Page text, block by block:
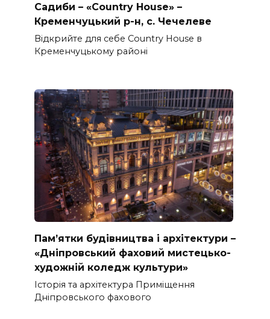
Садиби – «Country House» –
Кременчуцький р-н, с. Чечелеве
Відкрийте для себе Country House в
Кременчуцькому районі
Пам’ятки будівництва і архітектури –
«Дніпровський фаховий мистецько-
художній коледж культури»
Історія та архітектура Приміщення
Дніпровського фахового